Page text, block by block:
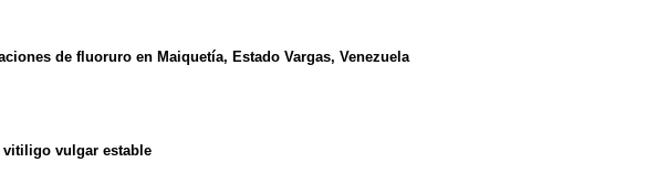
de fluoruro en Maiquetía, Estado Vargas, Venezuela
vulgar estable